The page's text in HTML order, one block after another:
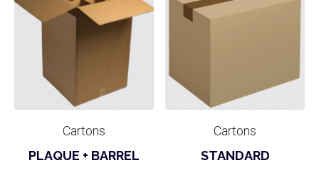
Cartons
PLAQUE + BARREL
Cartons
STANDARD